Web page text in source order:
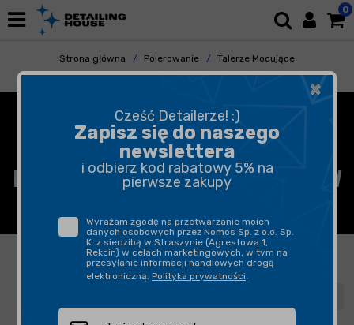
0
Strona główna Polerowanie
Talerze Mocujące
Talerze - Rotacja
TALERZE MOCUJĄCE,
OPOROWE DO MASZYN
ROTACYJNYCH DO KRĄŻKÓW
FILTROWANIE SORTUJ
×
Cześć Detailerze! :)
Zapisz się do naszego
newslettera
i odbierz kod rabatowy 5% na
pierwsze zakupy
Wyrażam zgodę na przetwarzanie moich
danych osobowych przez Nomos Sp. z o.o. Sp.
K. z siedzibą w Straszynie (Agrestowa 1,
Rekcin) w celach marketingowych, w tym na
przesyłanie informacji handlowych drogą
elektroniczną. Polityka prywatności.